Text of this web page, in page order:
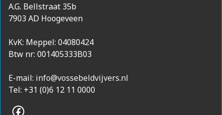
A.G. Bellstraat 35b
7903 AD Hoogeveen
KvK: Meppel: 04080424
Btw nr: 001405333B03
E-mail: info@vossebeldvijvers.nl
Tel: +31 (0)6 12 11 0000
Facebook